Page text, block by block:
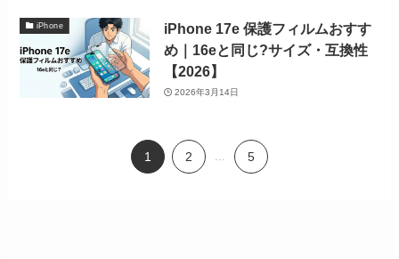
iPhone
iPhone 17e 保護フィルムおすす
め｜16eと同じ?サイズ・互換性
【2026】
2026年3月14日
1 2 ... 5